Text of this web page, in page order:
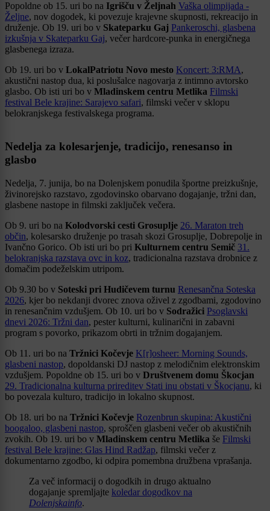
Popoldne ob 15. uri bo na Igrišču v Željnah Vaška olimpijada -
Željne, nov dogodek, ki povezuje krajevne skupnosti, rekreacijo in
druženje. Ob 19. uri bo v Skateparku Gaj Pankeroschi, glasbena
izkušnja v Skateparku Gaj, večer hardcore-punka in energičnega
glasbenega izraza.
Ob 19. uri bo v LokalPatriotu Novo mesto Koncert: 3:RMA,
akustični nastop dua, ki poslušalce nagovarja z intimno avtorsko
glasbo. Ob isti uri bo v Mladinskem centru Metlika Filmski
festival Bele krajine: Sarajevo safari, filmski večer v sklopu
belokranjskega festivalskega programa.
Nedelja za kolesarjenje, tradicijo, renesanso in
glasbo
Nedelja, 7. junija, bo na Dolenjskem ponudila športne preizkušnje,
živinorejsko razstavo, zgodovinsko obarvano dogajanje, tržni dan,
glasbene nastope in filmski zaključek večera.
Ob 9. uri bo na Kolodvorski cesti Grosuplje 26. Maraton treh
občin, kolesarsko druženje po trasah skozi Grosuplje, Dobrepolje in
Ivančno Gorico. Ob isti uri bo pri Kulturnem centru Semič 31.
belokranjska razstava ovc in koz, tradicionalna razstava drobnice z
domačim podeželskim utripom.
Ob 9.30 bo v Soteski pri Hudičevem turnu Renesančna Soteska
2026, kjer bo nekdanji dvorec znova oživel z zgodbami, zgodovino
in renesančnim vzdušjem. Ob 10. uri bo v Sodražici Psoglavski
dnevi 2026: Tržni dan, pester kulturni, kulinarični in zabavni
program s povorko, prikazom obrti in tržnim dogajanjem.
Ob 11. uri bo na Tržnici Kočevje K[r]osheer: Morning Sounds,
glasbeni nastop, dopoldanski DJ nastop z melodičnim elektronskim
vzdušjem. Popoldne ob 15. uri bo v Društvenem domu Škocjan
29. Tradicionalna kulturna prireditev Stati inu obstati v Škocjanu, ki
bo povezala kulturo, tradicijo in lokalno skupnost.
Ob 18. uri bo na Tržnici Kočevje Rozenbrun skupina: Akustični
boogaloo, glasbeni nastop, sproščen glasbeni večer ob akustičnih
zvokih. Ob 19. uri bo v Mladinskem centru Metlika še Filmski
festival Bele krajine: Glas Hind Radžap, filmski večer z
dokumentarno zgodbo, ki odpira pomembna družbena vprašanja.
Za več informacij o dogodkih in drugo aktualno
dogajanje spremljajte koledar dogodkov na
Dolenjskainfo.